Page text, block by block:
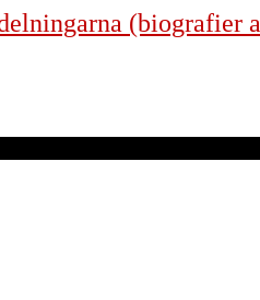
(biografier